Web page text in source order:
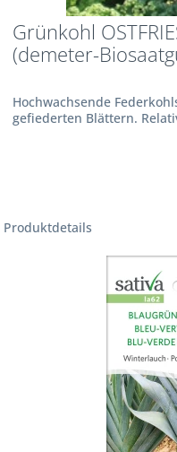
Grünkohl
(demeter-
Hochwachsende
gefiederten Blättern.
Produktdetails